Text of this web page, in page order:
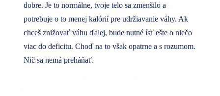
dobre. Je to normálne, tvoje telo sa zmenšilo a
potrebuje o to menej kalórií pre udržiavanie váhy. Ak
chceš znižovať váhu ďalej, bude nutné ísť ešte o niečo
viac do deficitu. Choď na to však opatrne a s rozumom.
Nič sa nemá preháňať.